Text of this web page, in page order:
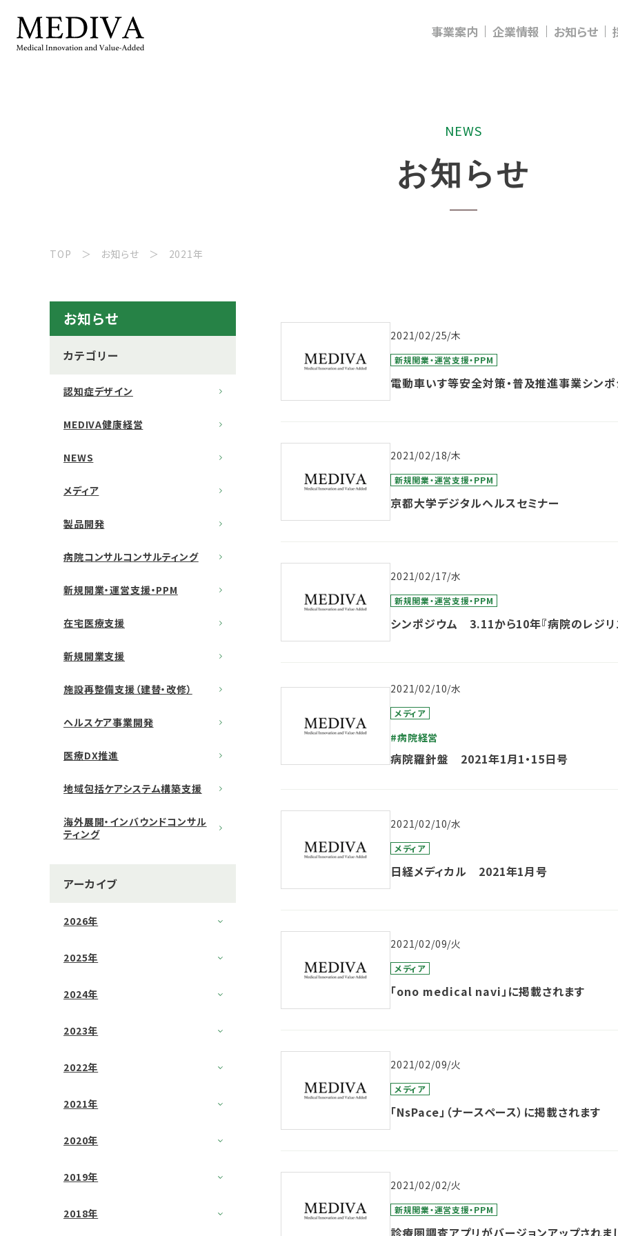
事業案内 企業情報 お知らせ
NEWS
お知 らせ
TOP お知らせ 2021年
お知らせ
カテゴリー
認知症デザイン
MEDIVA健康経営
NEWS
メディア
製品開発
病院コンサルコンサルティング
新規開業・運営支援・PPM
在宅医療支援
新規開業支援
施設再整備支援（建替・改修）
ヘルスケア事業開発
医療DX推進
地域包括ケアシステム構築支援
海外展開・インバウンドコンサル
ティング
アーカイブ
2026年
2025年
2024年
2023年
2022年
2021年
2020年
2019年
2018年
2021/02/25/木
新規開業・運営支援・PPM
電動車いす等安全対策・普及推進事業シン
2021/02/18/木
新規開業・運営支援・PPM
京都大学デジタルヘルスセミナー
2021/02/17/水
新規開業・運営支援・PPM
シンポジウム 3.11から10年『病院のレジリ
2021/02/10/水
メディア
#病院経営
病院羅針盤 2021年1月1・15日号
2021/02/10/水
メディア
日経メディカル 2021年1月号
2021/02/09/火
メディア
「ono medical navi」に掲載されます
2021/02/09/火
メディア
「NsPace」（ナースペース）に掲載されます
2021/02/02/火
新規開業・運営支援・PPM
診療圏調査アプリがバージョンアップされま